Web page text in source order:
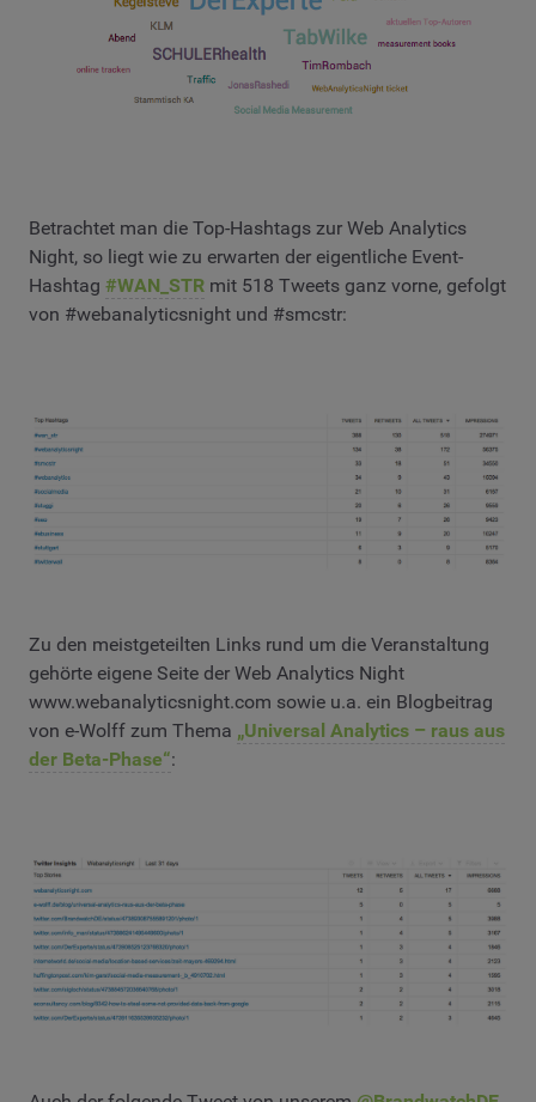
Betrachtet man die Top-Hashtags zur Web Analytics
Night, so liegt wie zu erwarten der eigentliche Event-
Hashtag #WAN_STR mit 518 Tweets ganz vorne, gefolgt
von #webanalyticsnight und #smcstr:
Zu den meistgeteilten Links rund um die Veranstaltung
gehörte eigene Seite der Web Analytics Night
www.webanalyticsnight.com sowie u.a. ein Blogbeitrag
von e-Wolff zum Thema „Universal Analytics – raus aus
der Beta-Phase“: